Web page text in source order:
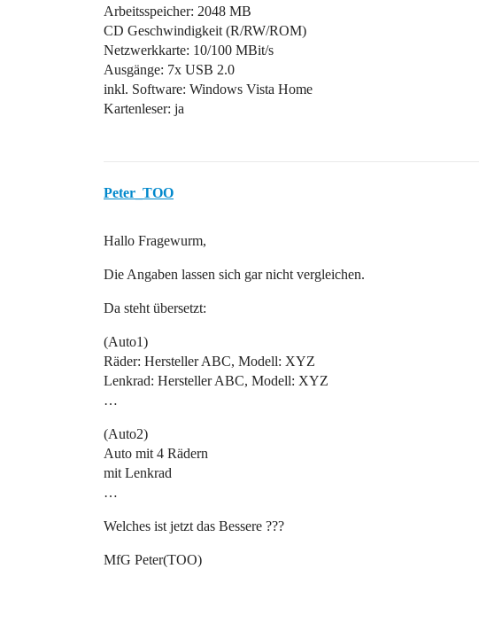
Arbeitsspeicher: 2048 MB
CD Geschwindigkeit (R/RW/ROM)
Netzwerkkarte: 10/100 MBit/s
Ausgänge: 7x USB 2.0
inkl. Software: Windows Vista Home
Kartenleser: ja
Peter_TOO
Hallo Fragewurm,
Die Angaben lassen sich gar nicht vergleichen.
Da steht übersetzt:
(Auto1)
Räder: Hersteller ABC, Modell: XYZ
Lenkrad: Hersteller ABC, Modell: XYZ
…
(Auto2)
Auto mit 4 Rädern
mit Lenkrad
…
Welches ist jetzt das Bessere ???
MfG Peter(TOO)